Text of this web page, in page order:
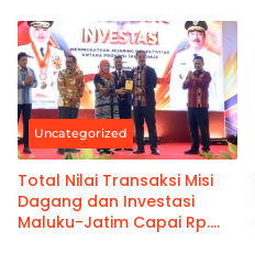
Uncategorized
Total Nilai Transaksi Misi
Dagang dan Investasi
Maluku-Jatim Capai Rp.